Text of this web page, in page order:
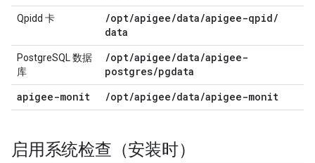
Qpidd 卡 /opt/apigee/data/apigee-qpid/
data
PostgreSQL 数据
库
/opt/apigee/data/apigee-
postgres/pgdata
apigee-monit
/opt/apigee/data/apigee-monit
启用系统检查（安装时）